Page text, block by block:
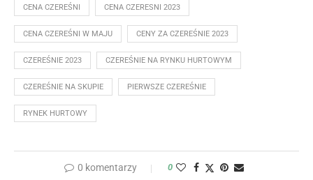
CENA CZEREŚNI CENA CZERESNI 2023
CENA CZEREŚNI W MAJU CENY ZA CZEREŚNIE 2023
CZEREŚNIE 2023 CZEREŚNIE NA RYNKU HURTOWYM
CZEREŚNIE NA SKUPIE PIERWSZE CZEREŚNIE
RYNEK HURTOWY
0 komentarzy 0